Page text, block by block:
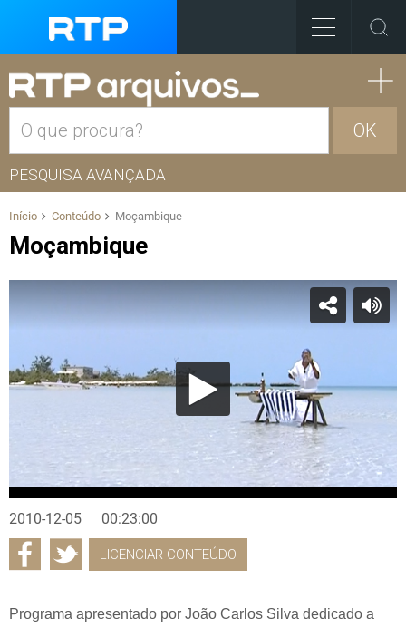
OK
PESQUISA AVANÇADA
Início Conteúdo Moçambique
Moçambique
2010-12-05 00:23:00
LICENCIAR CONTEÚDO
Programa apresentado por João Carlos Silva dedicado a